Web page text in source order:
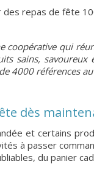
repas de fête
coopérative qui
sains,
4000 références
dès
et certains
à passer
du panier